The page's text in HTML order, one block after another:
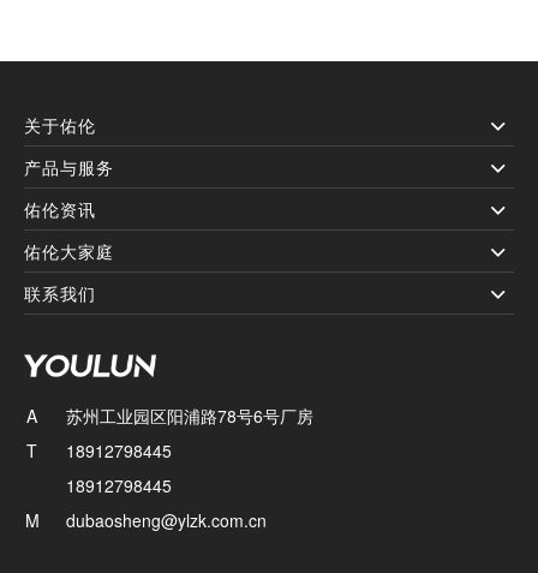
关于佑伦
产品与服务
佑伦资讯
佑伦大家庭
联系我们
A
苏州工业园区阳浦路78号6号厂房
T
18912798445
18912798445
M
dubaosheng@ylzk.com.cn